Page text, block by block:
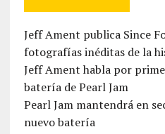
Jeff Ament publica Since
fotografías inéditas de la
Jeff Ament habla por
batería de Pearl Jam
Pearl Jam mantendrá en
nuevo batería